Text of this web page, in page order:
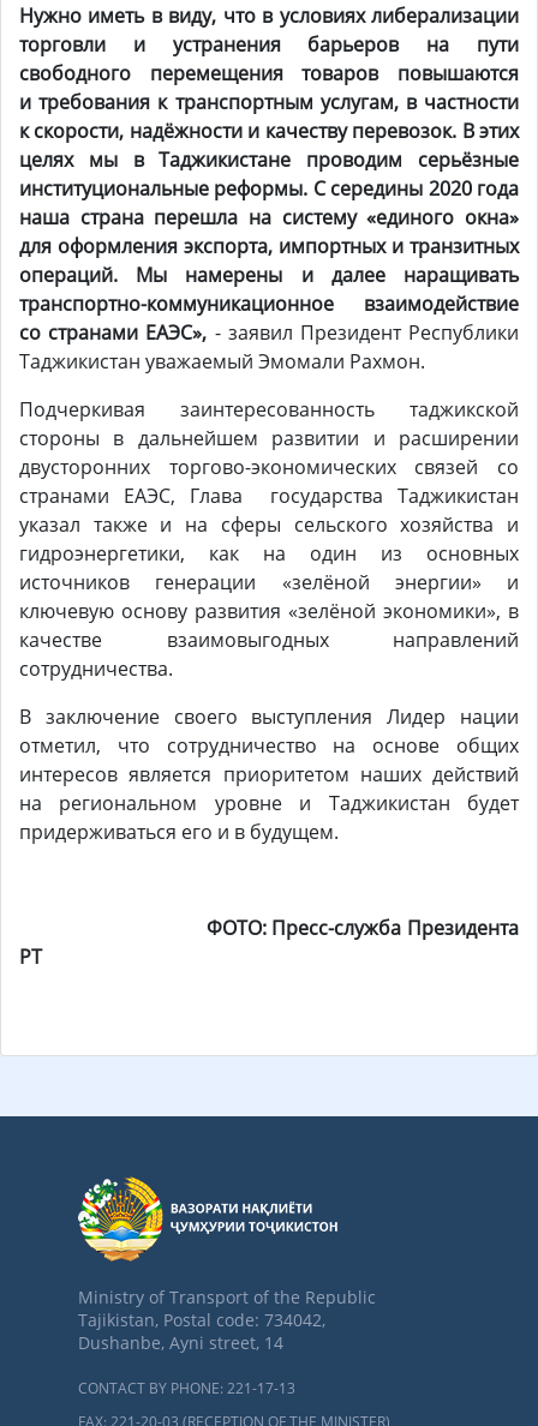
Нужно иметь в виду, что в условиях либерализации
торговли и устранения барьеров на пути
свободного перемещения товаров повышаются
и требования к транспортным услугам, в частности
к скорости, надёжности и качеству перевозок. В этих
целях мы в Таджикистане проводим серьёзные
институциональные реформы. С середины 2020 года
наша страна перешла на систему «единого окна»
для оформления экспорта, импортных и транзитных
операций. Мы намерены и далее наращивать
транспортно-коммуникационное взаимодействие
со странами ЕАЭС», - заявил Президент Республики
Таджикистан уважаемый Эмомали Рахмон.
Подчеркивая заинтересованность таджикской
стороны в дальнейшем развитии и расширении
двусторонних торгово-экономических связей со
странами ЕАЭС, Глава государства Таджикистан
указал также и на сферы сельского хозяйства и
гидроэнергетики, как на один из основных
источников генерации «зелёной энергии» и
ключевую основу развития «зелёной экономики», в
качестве взаимовыгодных направлений
сотрудничества.
В заключение своего выступления Лидер нации
отметил, что сотрудничество на основе общих
интересов является приоритетом наших действий
на региональном уровне и Таджикистан будет
придерживаться его и в будущем.
ФОТО:Пресс-служба Президента
РТ
Ministry of Transport of the Republic
Tajikistan, Postal code: 734042,
Dushanbe, Ayni street, 14
CONTACT BY PHONE: 221-17-13
FAX: 221-20-03 (RECEPTION OF THE MINISTER)